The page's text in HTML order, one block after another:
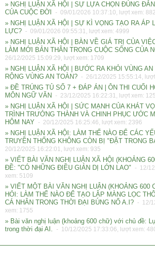
» NGHỊ LUẬN XÃ HỘI | SỰ LỰA CHỌN ĐÚNG
CỦA CUỘC ĐỜI
- 09/01/2026 10:37:10, lượt xem:
» NGHỊ LUẬN XÃ HỘI | SỰ KÌ VỌNG TẠO RA ÁP
LỰC? - 09/01/2026 09:55:31, lượt xem: 4999
» NGHỊ LUẬN XÃ HỘI | BÀN VỀ GIÁ TRỊ CỦA
LÀM MỚI BẢN THÂN TRONG CUỘC SỐNG CỦA
26/12/2025 15:09:29, lượt xem: 1709
» NGHỊ LUẬN XÃ HỘI | BƯỚC RA KHỎI VÙNG
RỘNG VÙNG AN TOÀN? - 26/12/2025 15:55:14,
» ĐỀ TRÚNG TỦ SỐ 7 + ĐÁP ÁN | ÔN THI CUỐI
MÔN NGỮ VĂN
- 23/12/2025 16:22:31, lượt xem:
» NGHỊ LUẬN XÃ HỘI | SỨC MẠNH CỦA KHÁT
TRÌNH TRƯỞNG THÀNH VÀ CHINH PHỤC ƯỚC
HÔM NAY
- 20/12/2025 16:25:46, lượt xem: 2396
» NGHỊ LUẬN XÃ HỘI: LÀM THẾ NÀO ĐỂ CÁC
TRUYỀN THỐNG KHÔNG CÒN BỊ "ĐẶT TRONG
20/12/2025 16:22:01, lượt xem: 935
» VIẾT BÀI VĂN NGHỊ LUẬN XÃ HỘI (KHOẢNG
ĐỀ: "CÓ NHỮNG ĐIỀU GIẢN DỊ LỚN LAO"
- 12/
xem: 5109
» VIẾT MỘT BÀI VĂN NGHỊ LUẬN (KHOẢNG 600
HỎI: LÀM THẾ NÀO ĐỂ TẠO LẬP MÀNG LỌC
CÁ NHÂN TRONG THỜI ĐẠI BÙNG NỔ A.I? - 12/
xem: 1755
» Bài văn nghị luận (khoảng 600 chữ) với chủ đề:
trong thời đại AI.
- 10/12/2025 17:33:06, lượt xem: